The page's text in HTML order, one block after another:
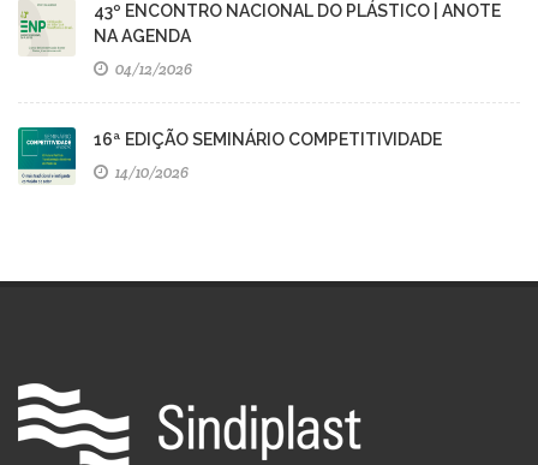
43º ENCONTRO NACIONAL DO PLÁSTICO | ANOTE
NA AGENDA
04/12/2026
16ª EDIÇÃO SEMINÁRIO COMPETITIVIDADE
14/10/2026